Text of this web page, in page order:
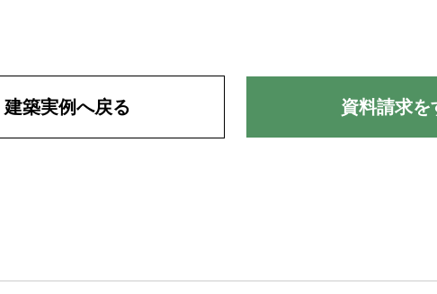
建築実例へ戻る 資料請求を